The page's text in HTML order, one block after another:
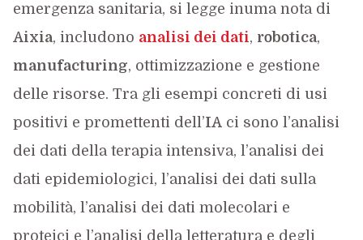
emergenza sanitaria, si legge inuma nota di
Aixia, includono analisi dei dati, robotica,
manufacturing, ottimizzazione e gestione
delle risorse. Tra gli esempi concreti di usi
positivi e promettenti dell’IAci sono l’analisi
dei dati della terapia intensiva, l’analisi dei
dati epidemiologici, l’analisi dei dati sulla
mobilità, l’analisi dei dati molecolari e
proteici e l’analisi della letteratura e degli